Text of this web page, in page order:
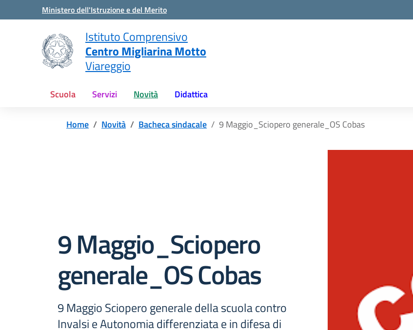
Vai ai contenuti
Vai al menu di navigazione
Ministero dell'Istruzione e del Merito
Istituto Comprensivo
Centro Migliarina Motto
Viareggio
Scuola Servizi Novità Didattica
Home Novità Bacheca sindacale 9 Maggio_Sciopero generale_OS Cobas
9 Maggio_Sciopero
generale_OS Cobas
9 Maggio Sciopero generale della scuola contro
Invalsi e Autonomia differenziata e in difesa di